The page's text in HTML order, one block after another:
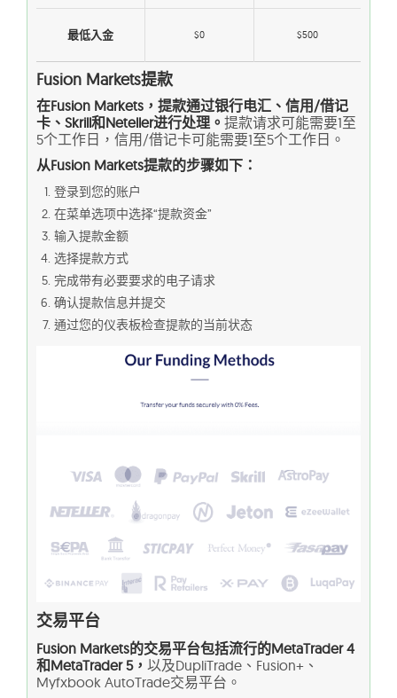
最低入金 $0 $500
Fusion Markets提款
在Fusion Markets，提款通过银行电汇、信用/借记
卡、Skrill和Neteller进行处理。 提款请求可能需要1至
5个工作日，信用/借记卡可能需要1至5个工作日。
从Fusion Markets提款的步骤如下：
登录到您的账户
在菜单选项中选择“提款资金”
输入提款金额
选择提款方式
完成带有必要要求的电子请求
确认提款信息并提交
通过您的仪表板检查提款的当前状态
交易平台
Fusion Markets的交易平台包括流行的MetaTrader 4
和MetaTrader 5， 以及DupliTrade、Fusion+、
Myfxbook AutoTrade交易平台。